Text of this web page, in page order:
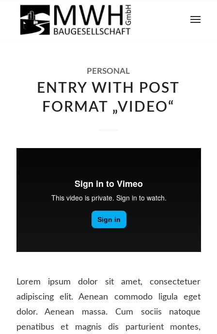
PERSONAL
ENTRY WITH POST
FORMAT „VIDEO“
Lorem ipsum dolor sit amet, consectetuer
adipiscing elit. Aenean commodo ligula eget
dolor. Aenean massa. Cum sociis natoque
penatibus et magnis dis parturient montes,